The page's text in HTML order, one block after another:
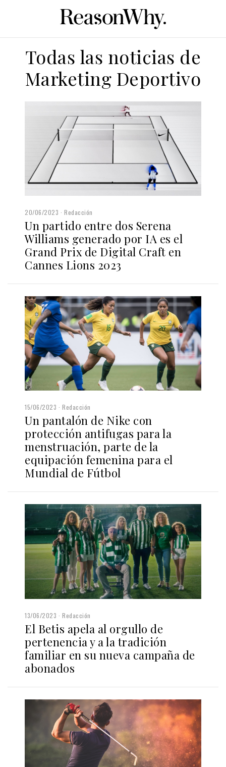
Todas las noticias de
Marketing Deportivo
20/06/2023 Redacción
Un partido entre dos Serena
Williams generado por IA es el
Grand Prix de Digital Craft en
Cannes Lions 2023
15/06/2023 Redacción
Un pantalón de Nike con
protección antifugas para la
menstruación, parte de la
equipación femenina para el
Mundial de Fútbol
13/06/2023 Redacción
El Betis apela al orgullo de
pertenencia y a la tradición
familiar en su nueva campaña de
abonados